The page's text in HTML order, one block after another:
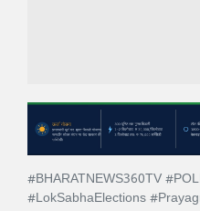
#BHARATNEWS360TV
#LokSabhaElections